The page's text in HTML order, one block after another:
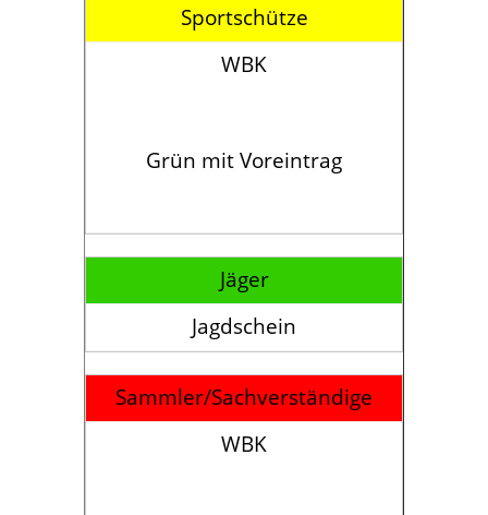
Sportschütze
WBK
Grün mit Voreintrag
Jäger
Jagdschein
Sammler/Sachverständige
WBK